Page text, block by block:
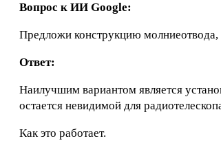
Вопрос к ИИ Google:
Предложи конструкцию
Ответ:
Наилучшим вариантом является
остается невидимой для
Как это работает.